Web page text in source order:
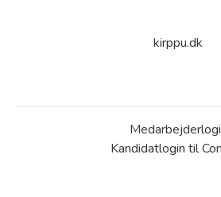
kirppu.dk
Kandidatlogin til